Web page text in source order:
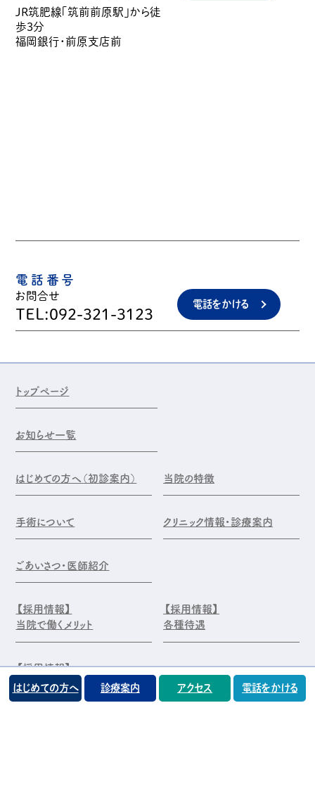
JR筑肥線「筑前前原駅」から徒
歩3分
福岡銀行・前原支店前
電話番号
お問合せ
TEL:092-321-3123
電話をかける
トップページ
お知らせ一覧
はじめての方へ（初診案内） 当院の特徴
手術について クリニック情報・診療案内
ごあいさつ・医師紹介
【採用情報】
当院で働くメリット
【採用情報】
各種待遇
【採用情報】
エントリー・お問合せ
はじめての方へ 診療案内 アクセス 電話をかける